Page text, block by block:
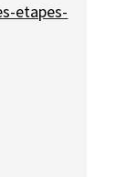
etapes-